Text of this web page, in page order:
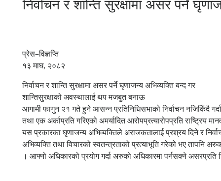
प्रेस–विज्ञप्ति
१३ माघ, २०८२
निर्वाचन र शान्ति सुरक्षामा असर पर्ने घृणाजन्य अभिव्यक्ति बन्द गर
शान्तिसुरक्षाको अवस्थालाई थप मजबुत बनाऊ
आगामी फागुन २१ गते हुने आसन्न प्रतिनिधिसभाको निर्वाचन नजिकिँदै
तथा एक अर्काप्रति गरिएको अमर्यादित आरोपप्रत्यारोपप्रति राष्ट्रिय
यस प्रकारका घृणाजन्य अभिव्यक्तिले अराजकतालाई प्रश्रय दिने र
अभिव्यक्ति तथा विचारको स्वतन्त्रताको प्रत्याभूति गरेको भए तापनि
। आफ्नो अधिकारको प्रयोग गर्दा अरुको अधिकारमा पर्नसक्ने